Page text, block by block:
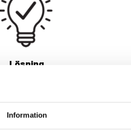
Information
Lösning